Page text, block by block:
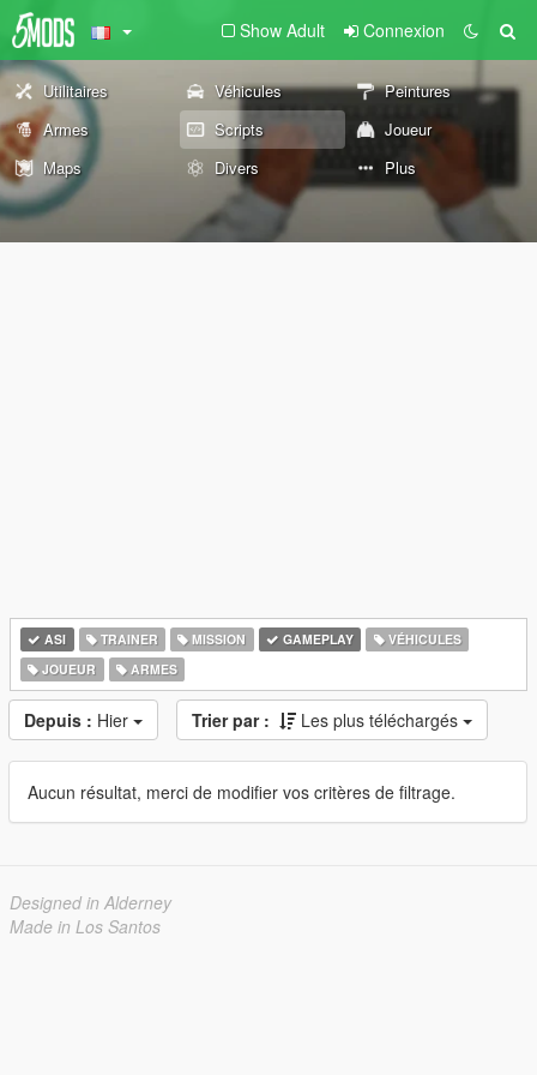
Show Adult Connexion
Utilitaires Véhicules
Peintures
Armes
Scripts
Joueur
Maps
Divers Plus
ASI TRAINER MISSION GAMEPLAY
VÉHICULES
JOUEUR
ARMES
Depuis : Hier Trier par : Les plus téléchargés
Aucun résultat, merci de modifier vos critères de filtrage.
Designed in Alderney
Made in Los Santos